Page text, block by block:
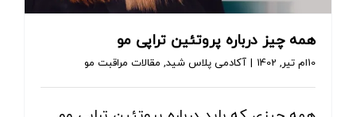
همه چیز درباره پروتئین تراپی مو
10ام تیر, 1402 آکادمی پلاس شید, مقالات مراقبت مو